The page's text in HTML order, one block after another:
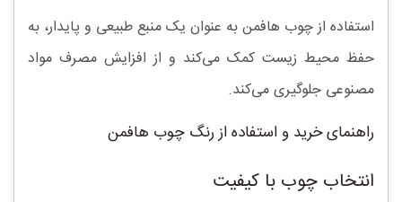
استفاده از چوب هافمن به عنوان یک منبع طبیعی و پایدار، به
حفظ محیط زیست کمک می‌کند و از افزایش مصرف مواد
مصنوعی جلوگیری می‌کند.
راهنمای خرید و استفاده از رنگ چوب هافمن
انتخاب چوب با کیفیت